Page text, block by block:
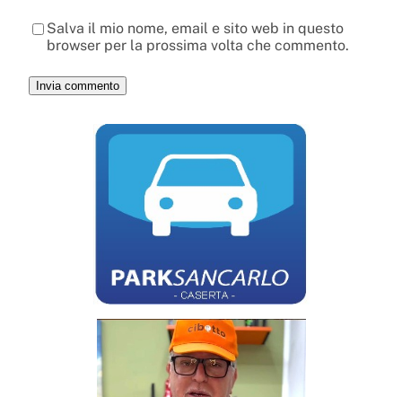
Salva il mio nome, email e sito web in questo
browser per la prossima volta che commento.